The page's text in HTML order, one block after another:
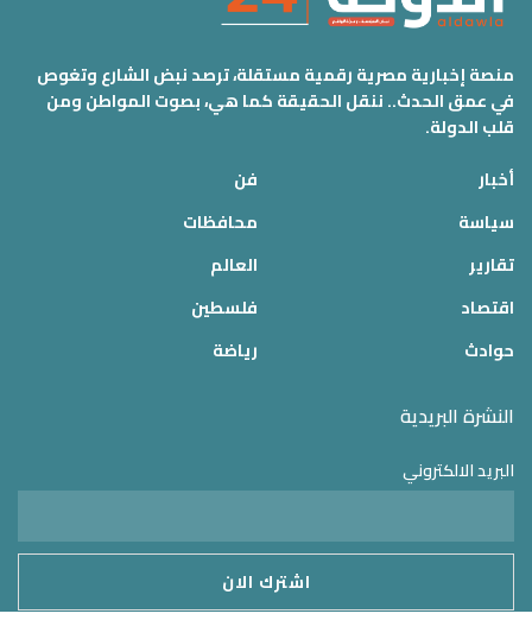
منصة إخبارية مصرية رقمية مستقلة، ترصد نبض الشارع وتغوص
في عمق الحدث.. ننقل الحقيقة كما هي، بصوت المواطن ومن
قلب الدولة.
أخبار
سياسة
تقارير
اقتصاد
حوادث
فن
محافظات
العالم
فلسطين
رياضة
النشرة البريدية
البريد الالكتروني